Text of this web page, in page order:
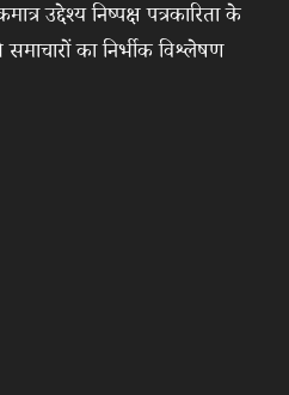
उद्देश्य निष्पक्ष पत्रकारिता के
का निर्भीक विश्लेषण